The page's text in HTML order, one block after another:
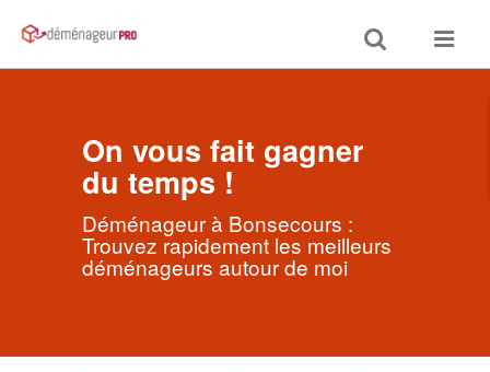
Toggle
search
Toggle
On vous fait gagner
du temps !
Déménageur à Bonsecours :
Trouvez rapidement les meilleurs
déménageurs autour de moi